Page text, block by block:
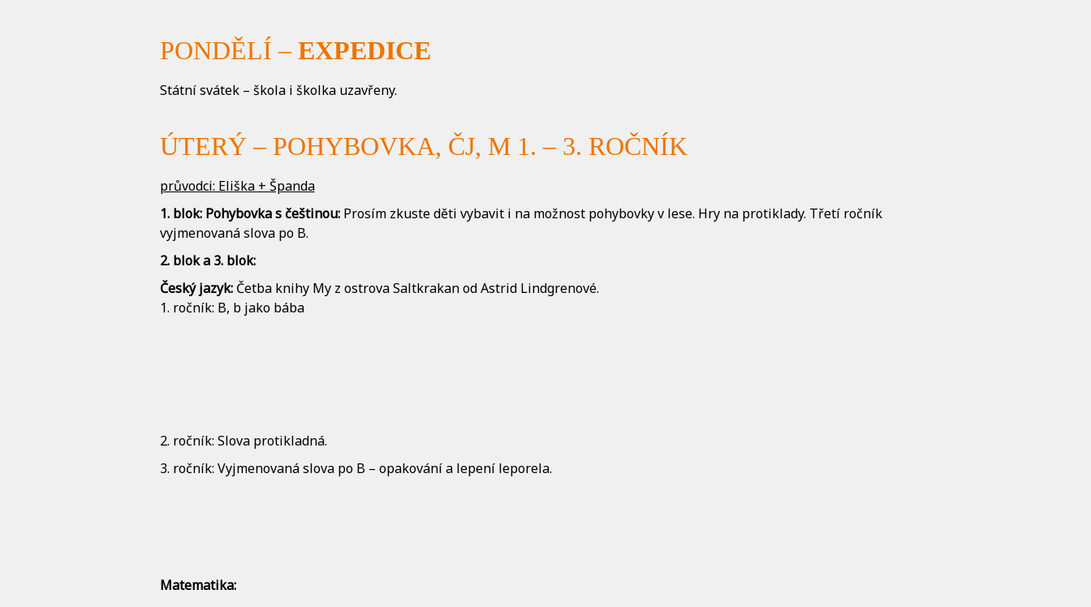
PONDĚLÍ –EXPEDICE
Státní svátek – škola i školka uzavřeny.
ÚTERÝ – POHYBOVKA, ČJ, M 1. – 3. ROČNÍK
průvodci: Eliška + Španda
1. blok: Pohybovka s češtinou: Prosím zkuste děti vybavit i na možnost pohybovky v lese. Hry na protiklady. Třetí ročník
vyjmenovaná slova po B.
2. blok a 3. blok:
Český jazyk: Četba knihy My z ostrova Saltkrakan od Astrid Lindgrenové.
1. ročník: B, b jako bába
2. ročník: Slova protikladná.
3. ročník: Vyjmenovaná slova po B – opakování a lepení leporela.
Matematika: